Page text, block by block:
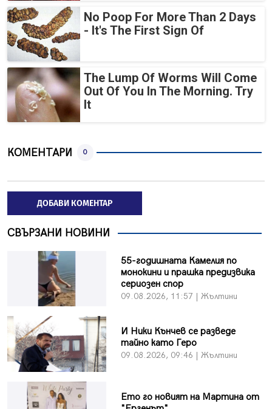
No Poop For More Than 2 Days
- It's The First Sign Of
The Lump Of Worms Will Come
Out Of You In The Morning. Try
It
КОМЕНТАРИ 0
ДОБАВИ КОМЕНТАР
СВЪРЗАНИ НОВИНИ
55-годишната Камелия по
монокини и прашка предизвика
сериозен спор
09.08.2026, 11:57 | Жълтини
И Ники Кънчев се разведе
тайно като Геро
09.08.2026, 09:46 | Жълтини
Ето го новият на Мартина от